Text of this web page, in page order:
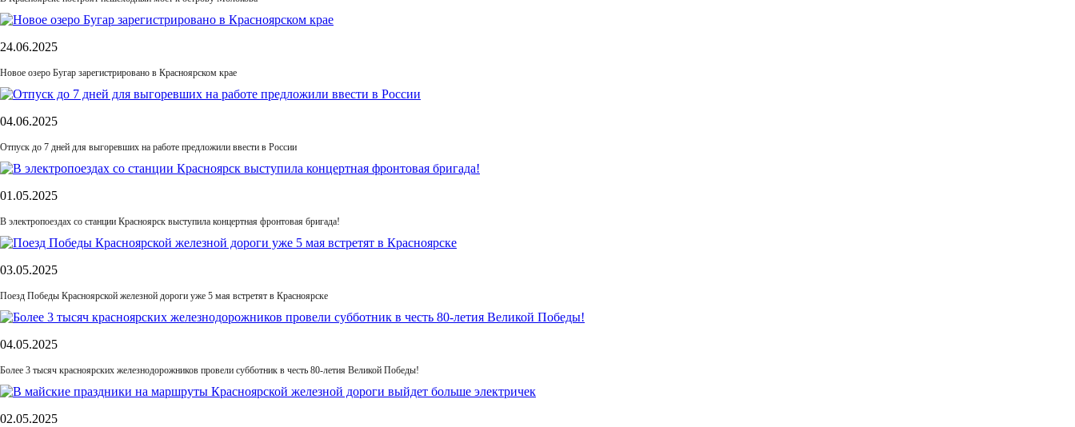
24.06.2025
Новое озеро Бугар зарегистрировано в Красноярском крае
04.06.2025
Отпуск до 7 дней для выгоревших на работе предложили ввести в России
01.05.2025
В электропоездах со станции Красноярск выступила концертная фронтовая бригада!
03.05.2025
Поезд Победы Красноярской железной дороги уже 5 мая встретят в Красноярске
04.05.2025
Более 3 тысяч красноярских железнодорожников провели субботник в честь 80-летия Великой Победы!
02.05.2025